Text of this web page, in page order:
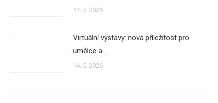
14. 5. 2026
Virtuální výstavy: nová příležitost pro
umělce a…
14. 5. 2026